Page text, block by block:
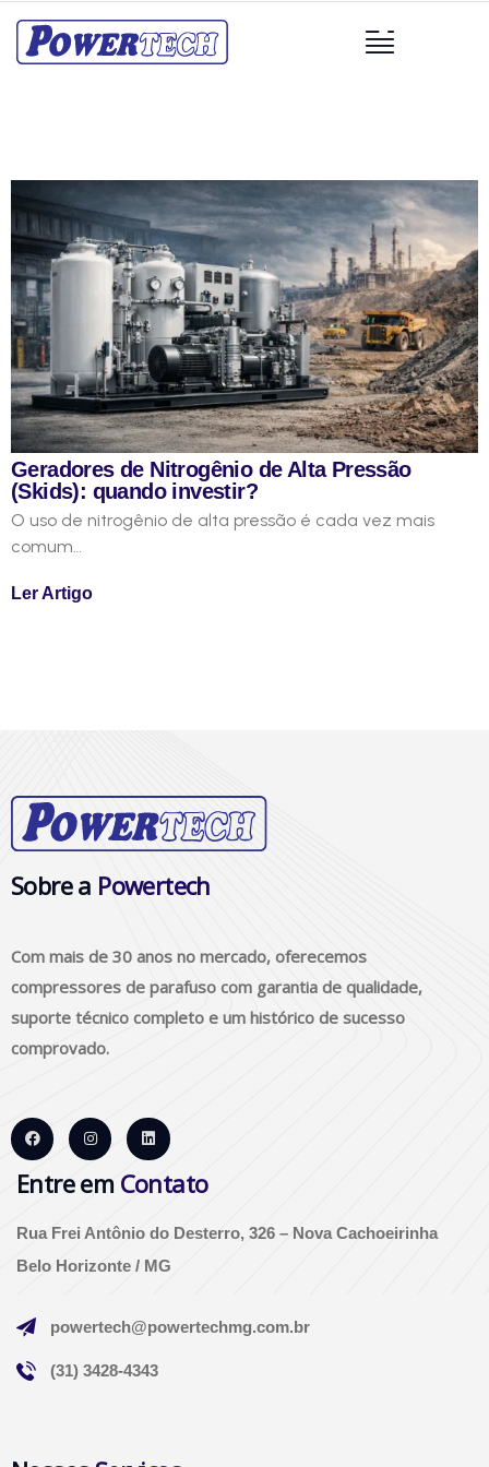
Geradores de Nitrogênio de Alta Pressão
(Skids): quando investir?
O uso de nitrogênio de alta pressão é cada vez mais
comum…
Ler Artigo
Sobre a Powertech
Com mais de 30 anos no mercado, oferecemos
compressores de parafuso com garantia de qualidade,
suporte técnico completo e um histórico de sucesso
comprovado.
Entre em Contato
Rua Frei Antônio do Desterro, 326 – Nova Cachoeirinha
Belo Horizonte / MG
powertech@powertechmg.com.br
(31) 3428-4343